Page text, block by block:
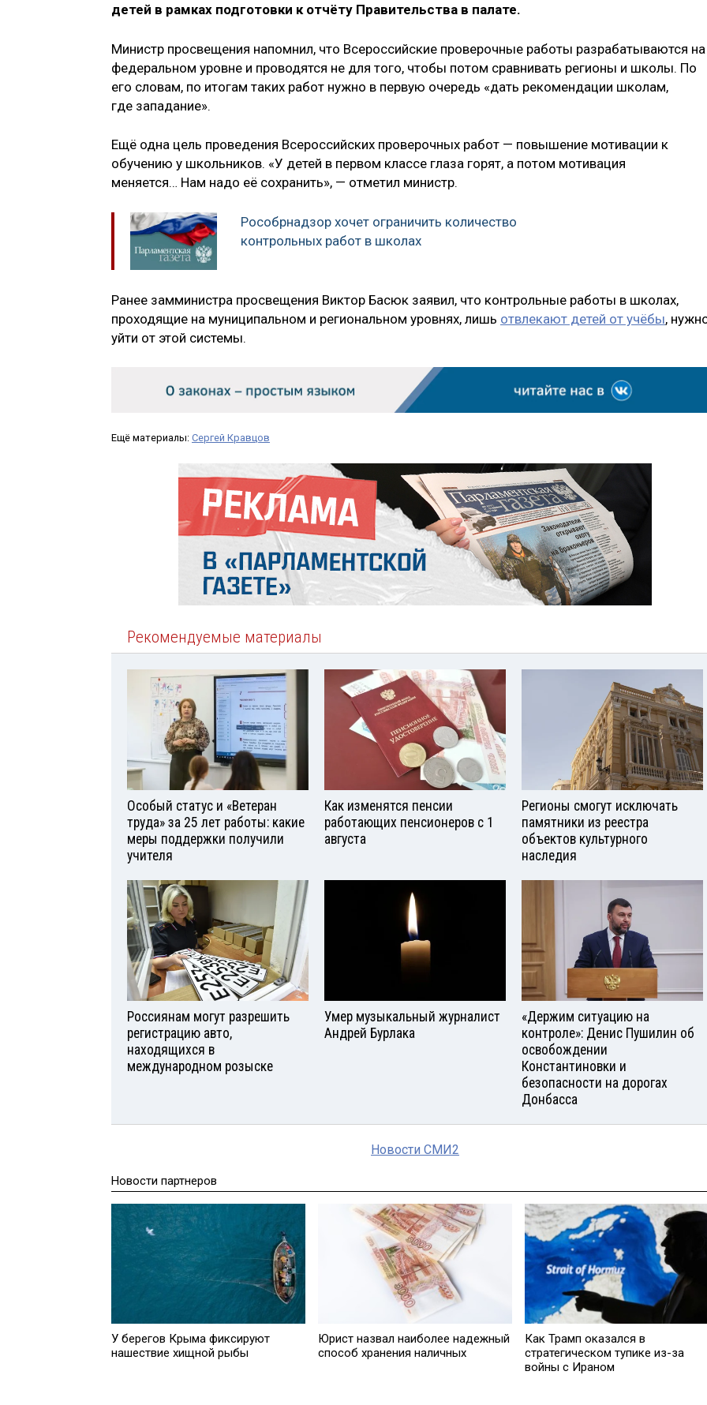
детей в рамках подготовки к отчёту Правительства в палате.
Министр просвещения напомнил, что Всероссийские проверочные работы разрабатываются на
федеральном уровне и проводятся не для того, чтобы потом сравнивать регионы и школы. По
его словам, по итогам таких работ нужно в первую очередь «дать рекомендации школам,
где западание».
Ещё одна цель проведения Всероссийских проверочных работ — повышение мотивации к
обучению у школьников. «У детей в первом классе глаза горят, а потом мотивация
меняется… Нам надо её сохранить», — отметил министр.
Рособрнадзор хочет ограничить количество
контрольных работ в школах
Ранее замминистра просвещения Виктор Басюк заявил, что контрольные работы в школах,
проходящие на муниципальном и региональном уровнях, лишь отвлекают детей от учёбы,
уйти от этой системы.
Ещё материалы: Сергей Кравцов
Рекомендуемые материалы
Особый статус и «Ветеран
труда» за 25 лет работы: какие
меры поддержки получили
учителя
Как изменятся пенсии
работающих пенсионеров с 1
августа
Регионы смогут исключать
памятники из реестра
объектов культурного
наследия
Россиянам могут разрешить
регистрацию авто,
находящихся в
международном розыске
Умер музыкальный журналист
Андрей Бурлака
«Держим ситуацию на
контроле»: Денис Пушилин об
освобождении
Константиновки и
безопасности на дорогах
Донбасса
Новости СМИ2
Новости партнеров
У берегов Крыма фиксируют
нашествие хищной рыбы
Юрист нaзвал наиболее надежный
способ хранения наличных
Как Трамп оказался в
стратегическом тупике из-за
войны с Ираном